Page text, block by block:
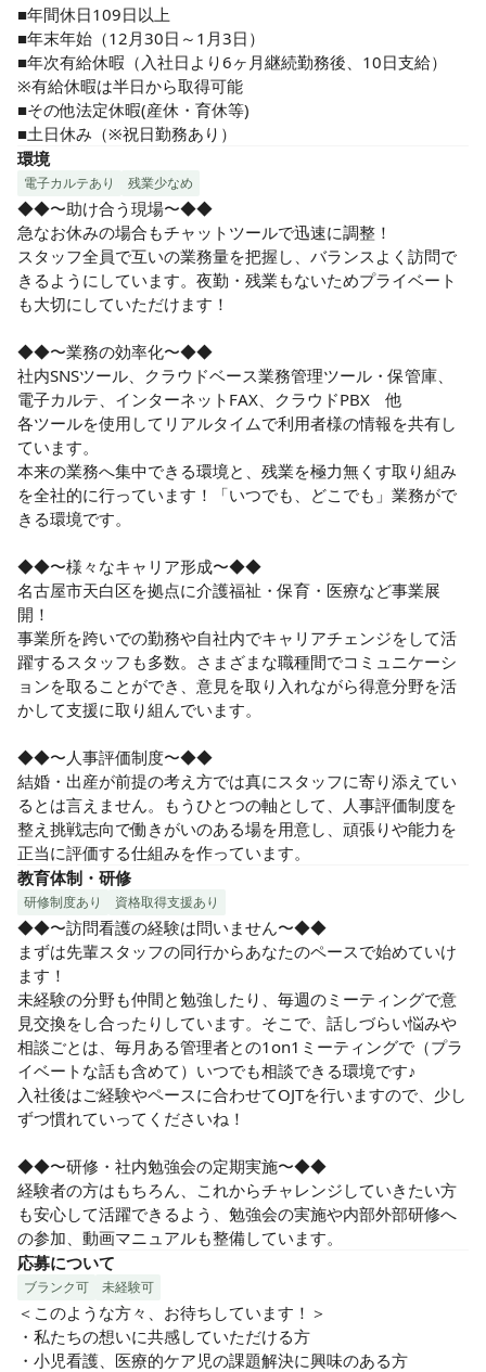
■年間休日109日以上
■年末年始（12月30日～1月3日）
■年次有給休暇（入社日より6ヶ月継続勤務後、10日支給）
※有給休暇は半日から取得可能
■その他法定休暇(産休・育休等)
■土日休み（※祝日勤務あり）
環境
電子カルテあり 残業少なめ
◆◆〜助け合う現場〜◆◆
急なお休みの場合もチャットツールで迅速に調整！
スタッフ全員で互いの業務量を把握し、バランスよく訪問で
きるようにしています。夜勤・残業もないためプライベート
も大切にしていただけます！
◆◆〜業務の効率化〜◆◆
社内SNSツール、クラウドベース業務管理ツール・保管庫、
電子カルテ、インターネットFAX、クラウドPBX　他
各ツールを使用してリアルタイムで利用者様の情報を共有し
ています。
本来の業務へ集中できる環境と、残業を極力無くす取り組み
を全社的に行っています！「いつでも、どこでも」業務がで
きる環境です。
◆◆〜様々なキャリア形成〜◆◆
名古屋市天白区を拠点に介護福祉・保育・医療など事業展
開！
事業所を跨いでの勤務や自社内でキャリアチェンジをして活
躍するスタッフも多数。さまざまな職種間でコミュニケーシ
ョンを取ることができ、意見を取り入れながら得意分野を活
かして支援に取り組んでいます。
◆◆〜人事評価制度〜◆◆
結婚・出産が前提の考え方では真にスタッフに寄り添えてい
るとは言えません。もうひとつの軸として、人事評価制度を
整え挑戦志向で働きがいのある場を用意し、頑張りや能力を
正当に評価する仕組みを作っています。
教育体制・研修
研修制度あり 資格取得支援あり
◆◆〜訪問看護の経験は問いません〜◆◆
まずは先輩スタッフの同行からあなたのペースで始めていけ
ます！
未経験の分野も仲間と勉強したり、毎週のミーティングで意
見交換をし合ったりしています。そこで、話しづらい悩みや
相談ごとは、毎月ある管理者との1on1ミーティングで（プラ
イベートな話も含めて）いつでも相談できる環境です♪
入社後はご経験やペースに合わせてOJTを行いますので、少し
ずつ慣れていってくださいね！
◆◆〜研修・社内勉強会の定期実施〜◆◆
経験者の方はもちろん、これからチャレンジしていきたい方
も安心して活躍できるよう、勉強会の実施や内部外部研修へ
の参加、動画マニュアルも整備しています。
応募について
ブランク可 未経験可
＜このような方々、お待ちしています！＞
・私たちの想いに共感していただける方
・小児看護、医療的ケア児の課題解決に興味のある方